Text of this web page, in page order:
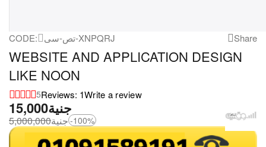
CODE: تص-سى-XNPQRJ Share
WEBSITE AND APPLICATION DESIGN
LIKE NOON
5Reviews: 1Write a review
جنية15,000
جنية5,000,000 -100%